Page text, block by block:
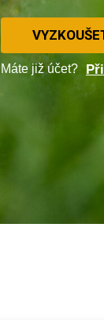
Máte již účet?